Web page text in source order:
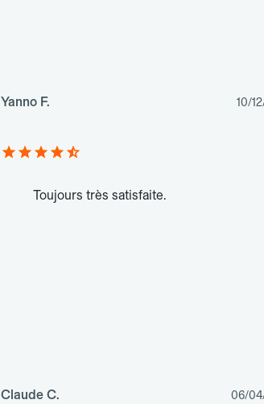
Yanno F. 10/
Toujours très satisfaite.
Claude C. 06/